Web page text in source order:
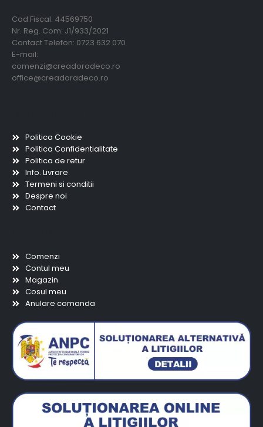
Cod Fiscal: 44569750
Nr. Reg. Com: J1/933/2021
Contact Telefon: 0723 632 070
E-mail:
comenzi@creadoradeco.ro
office@creadoradeco.ro
Politica Cookie
Politica Confidentialitate
Politica de retur
Info. Livrare
Termeni si conditii
Despre noi
Contact
Comenzi
Contul meu
Magazin
Cosul meu
Anulare comanda